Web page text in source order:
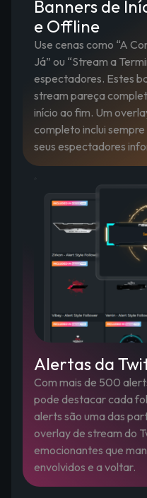
Banners de
e Offline
Use cenas como “A
Já” ou “Stream a
espectadores. Estes
stream pareça
início ao fim. Um
completo inclui
seus espectadores
Alertas da
Com mais de 500
pode destacar cada
alerts são uma das
overlay de stream do
emocionantes que
envolvidos e a voltar.